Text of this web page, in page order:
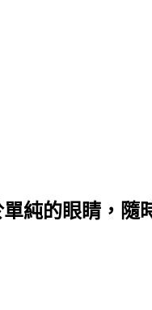
純的眼睛，隨